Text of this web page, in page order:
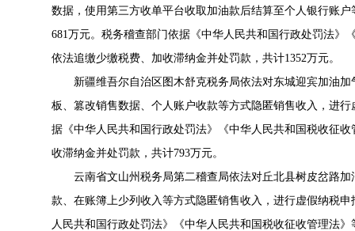
数据，使用第三方收单平台收取加油款后结算至个人银行账
681万元。税务稽查部门依据《中华人民共和国行政处罚法
依法追缴少缴税费、加收滞纳金并处罚款，共计1352万元。
新疆维吾尔自治区图木舒克税务局依法对东城迎宾加油
板、篡改销售数据、个人账户收款等方式隐匿销售收入，进
据《中华人民共和国行政处罚法》《中华人民共和国税收征
收滞纳金并处罚款，共计793万元。
云南省文山州税务局第二稽查局依法对丘北县树皮岔路
款、在账簿上少列收入等方式隐匿销售收入，进行虚假纳税
人民共和国行政处罚法》《中华人民共和国税收征收管理法